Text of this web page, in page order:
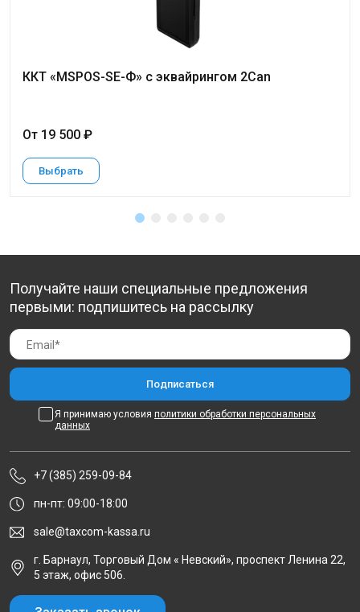
ККТ «MSPOS-SE-Ф» с эквайрингом 2Can
От 19 500 ₽
Выбрать
Получайте наши специальные предложения
первыми: подпишитесь на рассылку
Я принимаю условия политики обработки персональных
данных
+7 (385) 259-09-84
пн-пт: 09:00-18:00
sale@taxcom-kassa.ru
г. Барнаул, Торговый Дом « Невский», проспект Ленина 22,
5 этаж, офис 506.